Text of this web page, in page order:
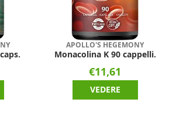
APOLLO'S HEGEMONY
Monacolina K 90 cappelli.
€11,61
VEDERE